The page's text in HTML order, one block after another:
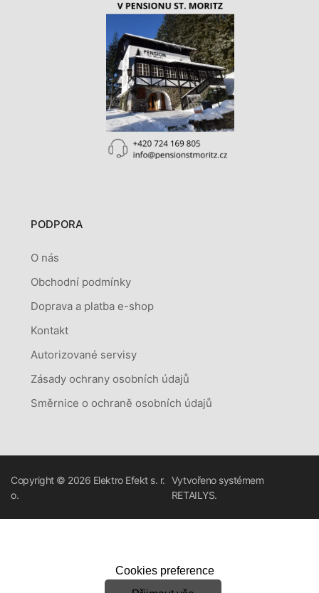
PODPORA
O nás
Obchodní podmínky
Doprava a platba e-shop
Kontakt
Autorizované servisy
Zásady ochrany osobních údajů
Směrnice o ochraně osobních údajů
Copyright © 2026 Elektro Efekt s. r.
o.
Vytvořeno systémem
RETAILYS.
Cookies preference